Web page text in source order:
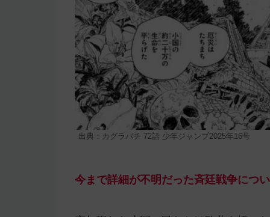
出典：カグラバチ 72話 少年ジャンプ2025年16号
今まで詳細が不明だった斉廷戦争につ